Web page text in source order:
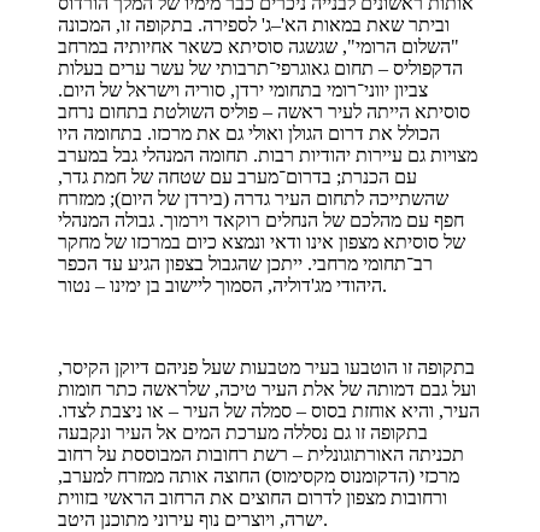
וביתר שאת במאות הא'–ג' לספירה. בתקופה זו, המכונה
"השלום הרומי", שגשגה סוסיתא כשאר אחיותיה במרחב
הדקפוליס – תחום גאוגרפי־תרבותי של עשר ערים בעלות
צביון יווני־רומי בתחומי ירדן, סוריה וישראל של היום.
סוסיתא הייתה לעיר ראשה – פוליס השולטת בתחום נרחב
הכולל את דרום הגולן ואולי גם את מרכזו. בתחומה היו
מצויות גם עיירות יהודיות רבות. תחומה המנהלי גבל במערב
עם הכנרת; בדרום־מערב עם שטחה של חמת גדר,
שהשתייכה לתחום העיר גדרה (בירדן של היום); ממזרח
חפף עם מהלכם של הנחלים רוקאד וירמוך. גבולה המנהלי
של סוסיתא מצפון אינו ודאי ונמצא כיום במרכזו של מחקר
רב־תחומי מרחבי. ייתכן שהגבול בצפון הגיע עד הכפר
היהודי מג'דוליה, הסמוך ליישוב בן ימינו – נטור.
בתקופה זו הוטבעו בעיר מטבעות שעל פניהם דיוקן הקיסר,
ועל גבם דמותה של אלת העיר טיכה, שלראשה כתר חומות
העיר, והיא אוחזת בסוס – סמלה של העיר – או ניצבת לצדו.
בתקופה זו גם נסללה מערכת המים אל העיר ונקבעה
תכניתה האורתוגונלית – רשת רחובות המבוססת על רחוב
מרכזי (הדקומנוס מקסימוס) החוצה אותה ממזרח למערב,
ורחובות מצפון לדרום החוצים את הרחוב הראשי בזווית
ישרה, ויוצרים נוף עירוני מתוכנן היטב.